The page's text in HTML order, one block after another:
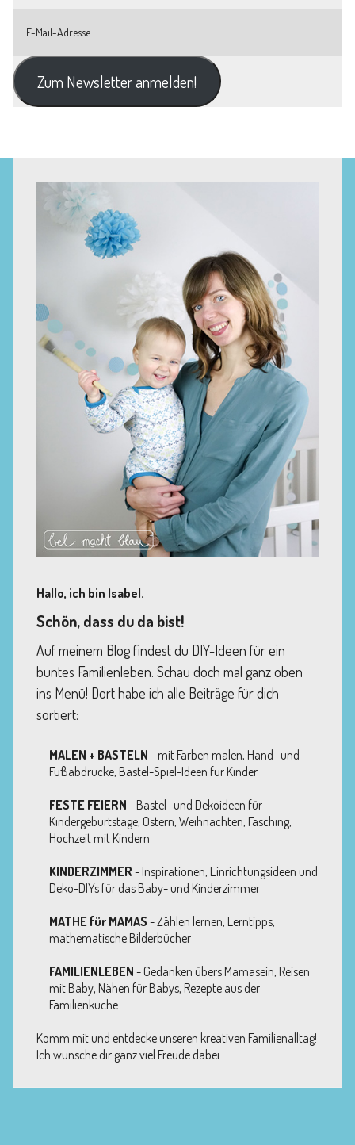
Zum Newsletter anmelden!
Hallo, ich bin Isabel.
Schön, dass du da bist!
Auf meinem Blog findest du DIY-Ideen für ein
buntes Familienleben. Schau doch mal ganz oben
ins Menü! Dort habe ich alle Beiträge für dich
sortiert:
MALEN + BASTELN - mit Farben malen, Hand- und
Fußabdrücke, Bastel-Spiel-Ideen für Kinder
FESTE FEIERN - Bastel- und Dekoideen für
Kindergeburtstage, Ostern, Weihnachten, Fasching,
Hochzeit mit Kindern
KINDERZIMMER - Inspirationen, Einrichtungsideen und
Deko-DIYs für das Baby- und Kinderzimmer
MATHE für MAMAS - Zählen lernen, Lerntipps,
mathematische Bilderbücher
FAMILIENLEBEN - Gedanken übers Mamasein, Reisen
mit Baby, Nähen für Babys, Rezepte aus der
Familienküche
Komm mit und entdecke unseren kreativen Familienalltag!
Ich wünsche dir ganz viel Freude dabei.